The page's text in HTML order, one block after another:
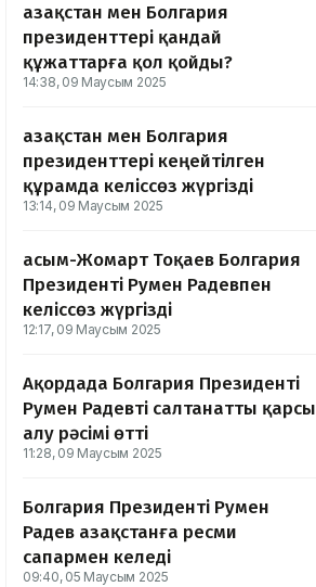
Қазақстан мен Болгария
президенттері қандай
құжаттарға қол қойды?
14:38, 09 Маусым 2025
Қазақстан мен Болгария
президенттері кеңейтілген
құрамда келіссөз жүргізді
13:14, 09 Маусым 2025
Қасым-Жомарт Тоқаев Болгария
Президенті Румен Радевпен
келіссөз жүргізді
12:17, 09 Маусым 2025
Ақордада Болгария Президенті
Румен Радевті салтанатты қарсы
алу рәсімі өтті
11:28, 09 Маусым 2025
Болгария Президенті Румен
Радев Қазақстанға ресми
сапармен келеді
09:40, 05 Маусым 2025